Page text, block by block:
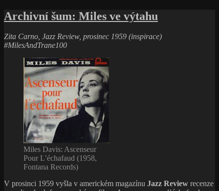
s
názvem
Dorham
Afro-
Cuban:
Tiše,
ale
přesně
Archivní šum: Miles ve výtahu
Zita Carno, Jazz Review, prosinec 1959 (inspirace)
#MilesAndTrane100
Miles Davis: Ascenseur
Pour L’échafaud (1958,
Fontana Records)
V prosinci 1959 vyšla v americkém magazínu Jazz Review recenze